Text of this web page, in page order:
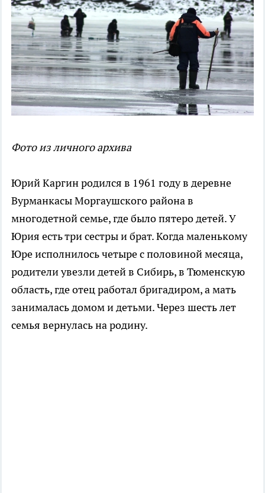
Фото из личного архива
Юрий Каргин родился в 1961 году в деревне
Вурманкасы Моргаушского района в
многодетной семье, где было пятеро детей. У
Юрия есть три сестры и брат. Когда маленькому
Юре исполнилось четыре с половиной месяца,
родители увезли детей в Сибирь, в Тюменскую
область, где отец работал бригадиром, а мать
занималась домом и детьми. Через шесть лет
семья вернулась на родину.